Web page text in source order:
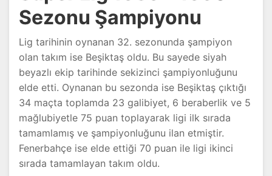
Sezonu Şampiyonu
Lig tarihinin oynanan 32. sezonunda şampiyon
olan takım ise Beşiktaş oldu. Bu sayede siyah
beyazlı ekip tarihinde sekizinci şampiyonluğunu
elde etti. Oynanan bu sezonda ise Beşiktaş çıktığı
34 maçta toplamda 23 galibiyet, 6 beraberlik ve 5
mağlubiyetle 75 puan toplayarak ligi ilk sırada
tamamlamış ve şampiyonluğunu ilan etmiştir.
Fenerbahçe ise elde ettiği 70 puan ile ligi ikinci
sırada tamamlayan takım oldu.